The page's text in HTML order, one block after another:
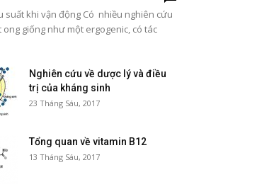
suất khi vận động Có nhiều nghiên cứu
ong giống như một ergogenic, có tác
Nghiên cứu về dược lý và điều
trị của kháng sinh
23 Tháng Sáu, 2017
Tổng quan về vitamin B12
13 Tháng Sáu, 2017